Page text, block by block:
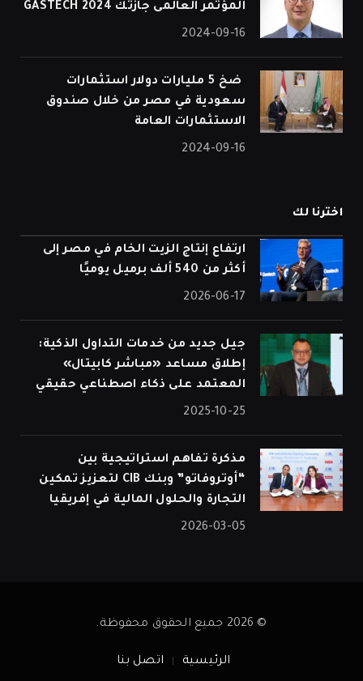
المؤتمر العالمى جازتك 2024 GASTECH
2024-09-16
⁠ ضخ 5 مليارات دولار استثمارات
سعودية في مصر من خلال صندوق
الاستثمارات العامة
2024-09-16
اخترنا لك
ارتفاع إنتاج الزيت الخام في مصر إلى
أكثر من 540 ألف برميل يوميًا
2026-06-17
جيل جديد من خدمات التداول الذكية:
إطلاق مساعد «مباشر كابيتال»
المعتمد على ذكاء اصطناعي حقيقي
2025-10-25
مذكرة تفاهم استراتيجية بين
“أوتروفاتو” وبنك CIB لتعزيز تمكين
التجارة والحلول المالية في إفريقيا
2026-03-05
© 2026 جميع الحقوق محفوظة.
الرئيسية اتصل بنا